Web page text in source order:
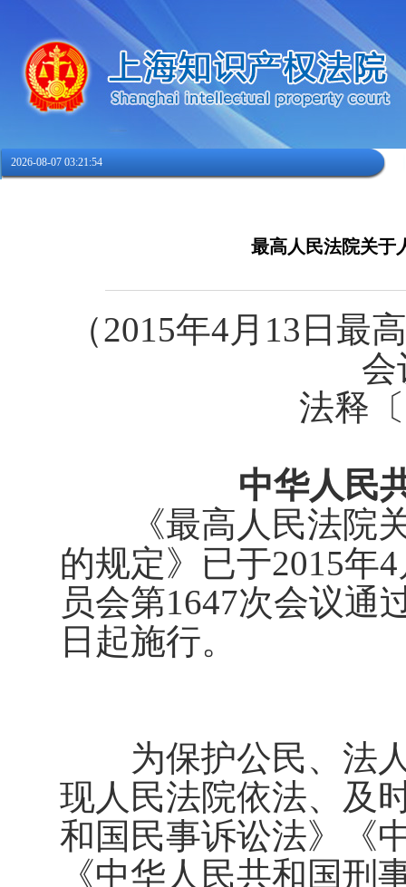
2026-08-07 03:21:55
最高人民法院关于
（2015年4月 13 日最
会
法释〔
中华人民共
《最高人民法院关
的规定》已于2015年4
员会第1647次会议通
日起施行。
为保护公民、法人
现人民法院依法、及
和国民事诉讼法》《
《中华人民共和国刑